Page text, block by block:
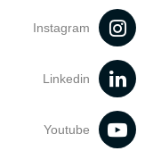
Instagram
Linkedin
Youtube